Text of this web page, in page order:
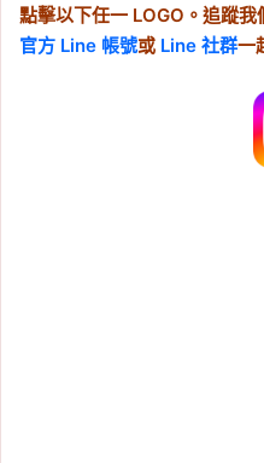
點擊以下任一 LOGO。追蹤我
官方 Line 帳號或 Line 社群一